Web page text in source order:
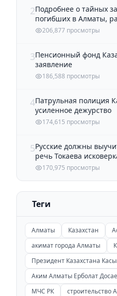
2Подробнее о тайных
погибших в Алматы,
206,877 просмотры
3Пенсионный фонд
заявление
186,588 просмотры
4Патрульная полиция
усиленное дежурство
174,615 просмотры
5Русские должны
речь Токаева
170,975 просмотры
Теги
Алматы Казахстан
акимат города Алматы
Президент Казахстана
Аким Алматы Ерболат
МЧС РК
строительство